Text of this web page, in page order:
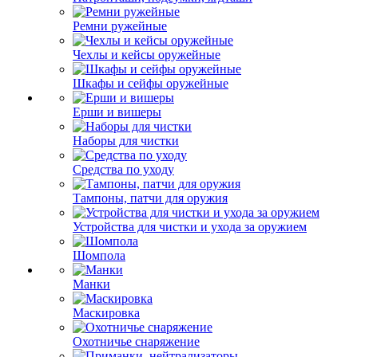
Ремни ружейные
Чехлы и кейсы оружейные
Шкафы и сейфы оружейные
Ерши и вишеры
Наборы для чистки
Средства по уходу
Тампоны, патчи для оружия
Устройства для чистки и ухода за оружием
Шомпола
Манки
Маскировка
Охотничье снаряжение